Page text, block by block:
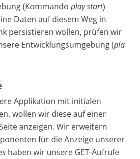
(Kommando play start)
Daten auf diesem Weg in
persistieren wollen, prüfen wir
Entwicklungsumgebung (pla
Applikation mit initialen
wollen wir diese auf einer
anzeigen. Wir erweitern
für die Anzeige unserer
haben wir unsere GET-Aufrufe